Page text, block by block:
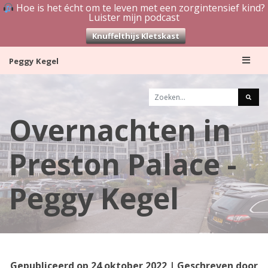
Hoe is het écht om te leven met een zorgintensief kind?
Luister mijn podcast
Knuffelthijs Kletskast
Peggy Kegel
Overnachten in
Preston Palace -
Peggy Kegel